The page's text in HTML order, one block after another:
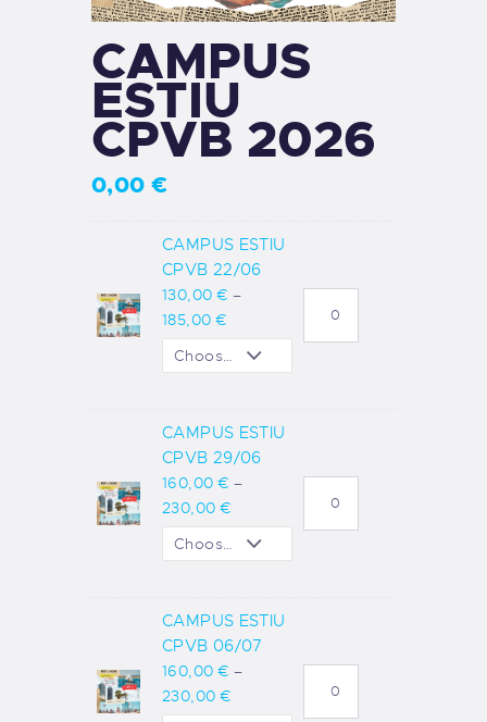
CAMPUS
ESTIU
CPVB 2026
0,00€
CAMPUS ESTIU
CPVB 22/06
130,00 € –
185,00 €
CAMPUS ESTIU
CPVB 29/06
160,00 € –
230,00 €
CAMPUS ESTIU
CPVB 06/07
160,00 € –
230,00 €